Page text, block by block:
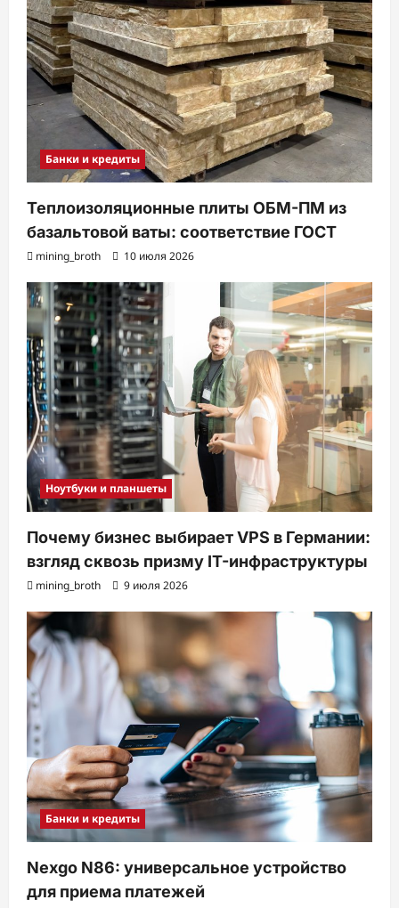
Банки и кредиты
Теплоизоляционные плиты ОБМ-ПМ из
базальтовой ваты: соответствие ГОСТ
mining_broth 10 июля 2026
Ноутбуки и планшеты
Почему бизнес выбирает VPS в Германии:
взгляд сквозь призму IT-инфраструктуры
mining_broth 9 июля 2026
Банки и кредиты
Nexgo N86: универсальное устройство
для приема платежей